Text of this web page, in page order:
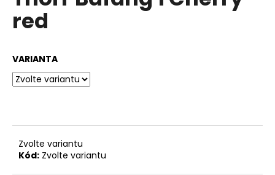
red
VARIANTA
Zvolte variantu
Kód: Zvolte variantu
n
a
j
í
t